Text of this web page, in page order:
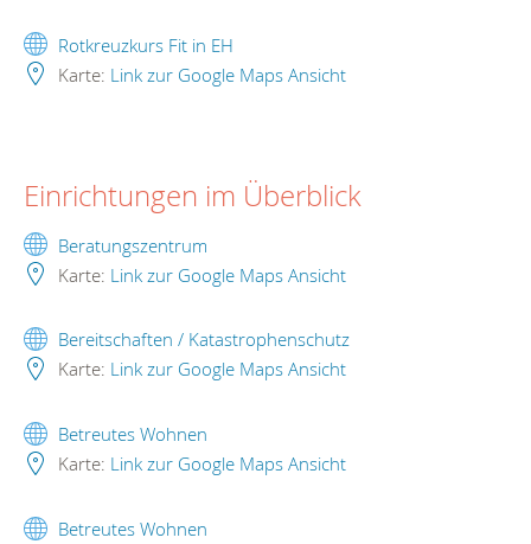
Rotkreuzkurs Fit in EH
Karte: Link zur Google Maps Ansicht
Einrichtungen im Überblick
Beratungszentrum
Karte: Link zur Google Maps Ansicht
Bereitschaften / Katastrophenschutz
Karte: Link zur Google Maps Ansicht
Betreutes Wohnen
Karte: Link zur Google Maps Ansicht
Betreutes Wohnen